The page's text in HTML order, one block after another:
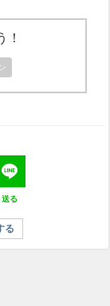
！
送る
る